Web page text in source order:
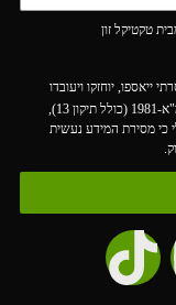
טקטיקל זון
ייאספו, יוחזקו ויעובדו
במאגר מידע בהתאם להוראות חוק הגנת הפרטיות, התשמ"א-1981 (כולל תיקון 13),
כי מסירת המידע נעשית